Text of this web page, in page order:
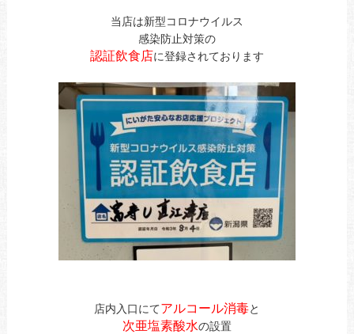
当店は新型コロナウイルス
感染防止対策の
認証飲食店に登録されております
店内入口にてアルコール消毒と
次亜塩素酸水の設置